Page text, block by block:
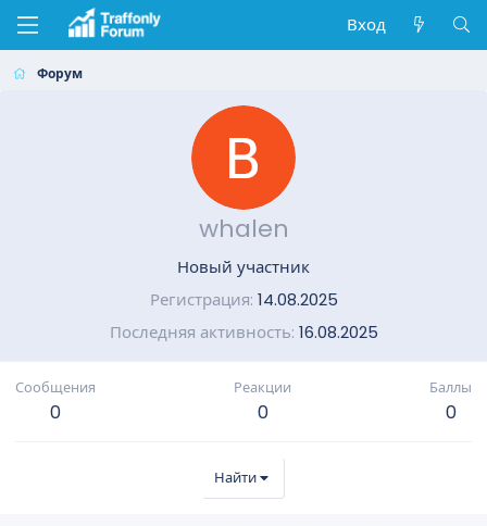
Вход
Форум
whalen
Новый участник
Регистрация 14.08.2025
Последняя активность 16.08.2025
Сообщения
0
Реакции
0
Баллы
0
Найти